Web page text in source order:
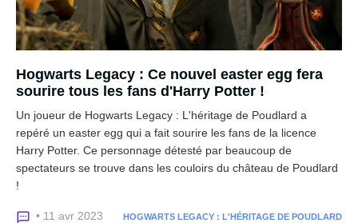
Hogwarts Legacy : Ce nouvel easter egg fera
sourire tous les fans d'Harry Potter !
Un joueur de Hogwarts Legacy : L'héritage de Poudlard a
repéré un easter egg qui a fait sourire les fans de la licence
Harry Potter. Ce personnage détesté par beaucoup de
spectateurs se trouve dans les couloirs du château de Poudlard
!
• 11 avr 2023 HOGWARTS LEGACY : L'HÉRITAGE DE POUDLARD